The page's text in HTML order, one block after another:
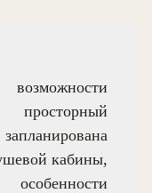
просторный
кабины,